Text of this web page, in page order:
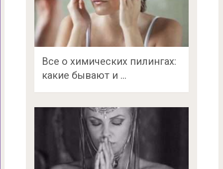
Все о химических пилингах:
какие бывают и …